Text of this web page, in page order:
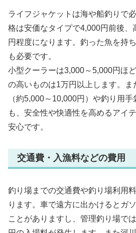
ライフジャケットは海や船釣りで
格は安価なタイプで4,000円前後、
円程度になります。釣った魚を持
も必要です。
小型クーラーは3,000～5,000円ほ
の高いものは1万円以上します。ま
（約5,000～10,000円）や釣り用手
も、安全性や快適性を高めるアイ
安心です。
交通費・入漁料などの費用
釣り場までの交通費や釣り場利用
ります。車で遠方に出かけるとガ
ことがありますし、管理釣り場で